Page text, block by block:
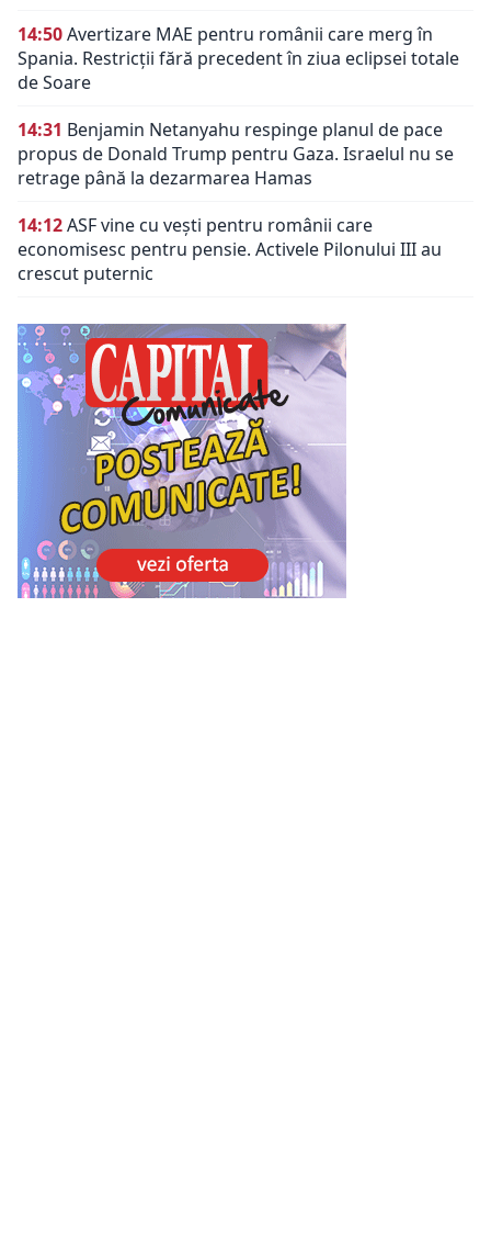
14:50Avertizare MAE pentru românii care merg în
Spania. Restricții fără precedent în ziua eclipsei totale
de Soare
14:31 Benjamin Netanyahu respinge planul de pace
propus de Donald Trump pentru Gaza. Israelul nu se
retrage până la dezarmarea Hamas
14:12ASF vine cu vești pentru românii care
economisesc pentru pensie. Activele Pilonului III au
crescut puternic